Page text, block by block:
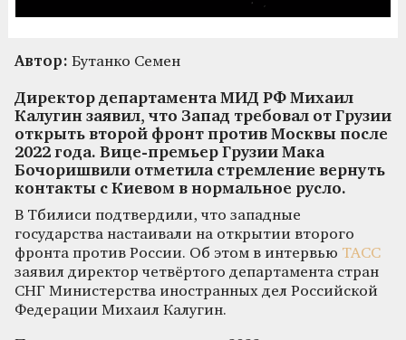
Автор: Бутанко Семен
Директор департамента МИД РФ Михаил
Калугин заявил, что Запад требовал от Грузии
открыть второй фронт против Москвы после
2022 года. Вице-премьер Грузии Мака
Бочоришвили отметила стремление вернуть
контакты с Киевом в нормальное русло.
В Тбилиси подтвердили, что западные
государства настаивали на открытии второго
фронта против России. Об этом в интервью ТАСС
заявил директор четвёртого департамента стран
СНГ Министерства иностранных дел Российской
Федерации Михаил Калугин.